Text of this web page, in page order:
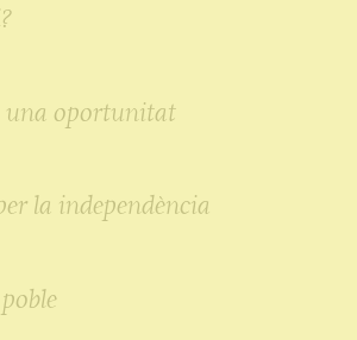
una oportunitat
la independència